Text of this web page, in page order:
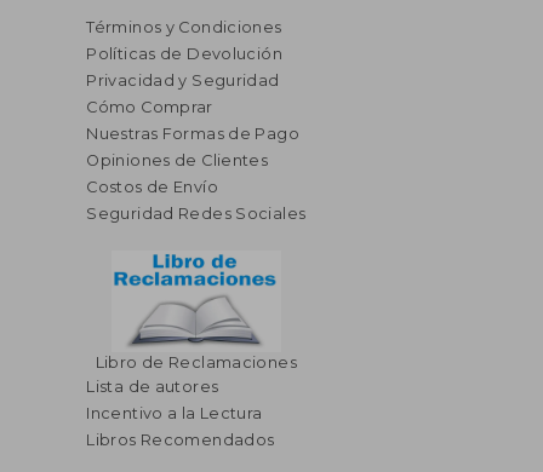
Términos y Condiciones
Políticas de Devolución
Privacidad y Seguridad
Cómo Comprar
Nuestras Formas de Pago
Opiniones de Clientes
Costos de Envío
Seguridad Redes Sociales
Libro de Reclamaciones
Lista de autores
Incentivo a la Lectura
Libros Recomendados